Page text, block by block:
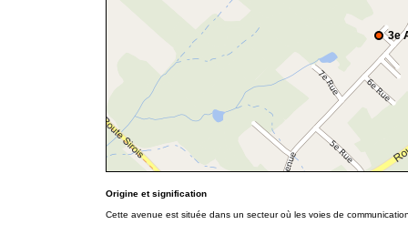
3e
Origine et signification
Cette avenue est située dans un secteur où les voies de